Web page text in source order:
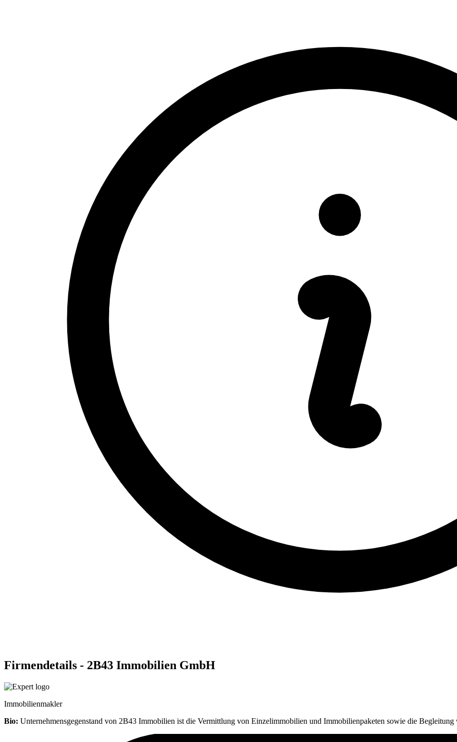
Firmendetails - 2B43 Immobilien GmbH
Immobilienmakler
Bio: Unternehmensgegenstand von 2B43 Immobilien ist die Vermittlung von Einzelimmobilien und Immobilienpaketen sowie die